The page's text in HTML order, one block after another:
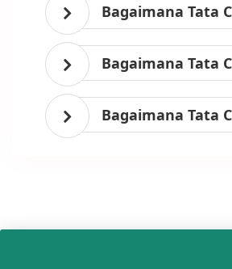
Bagaimana Tata
Bagaimana Tata
Bagaimana Tata